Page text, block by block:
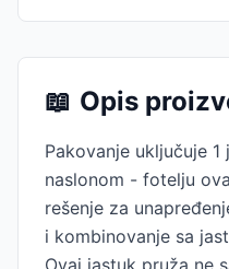
📖 Opis
Pakovanje uključuje
naslonom - fotelju
rešenje za
i kombinovanje sa
Ovaj jastuk pruža ne